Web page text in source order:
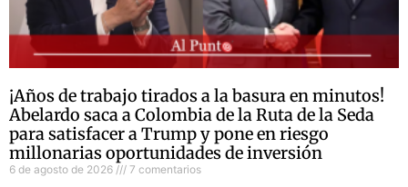
¡Años de trabajo tirados a la basura en minutos!
Abelardo saca a Colombia de la Ruta de la Seda
para satisfacer a Trump y pone en riesgo
millonarias oportunidades de inversión
6 de agosto de 2026 7 comentarios